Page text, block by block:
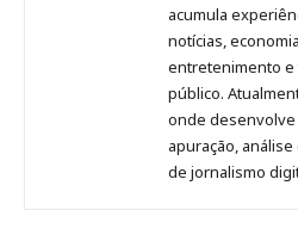
acumula
notícias,
entretenimento
público.
onde
apuração,
de jornalismo